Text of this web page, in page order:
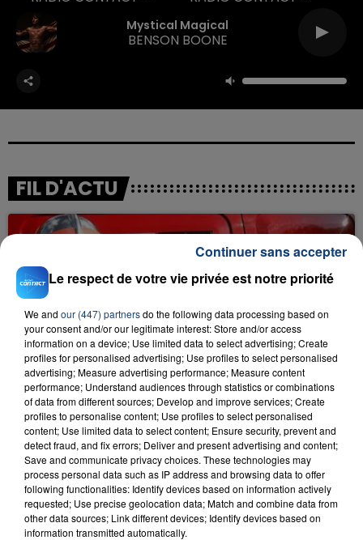
Mystical Magical
BENSON BOONE
FIL D'ACTU
23 juillet 2026
INCENDIE MORTEL À LENS : UNE FEMME ET
SON BÉBÉ ENTRE LA VIE ET LA...
Un homme s'est immolé par le feu après avoir
aspergé sa compagne et leur bébé de trois mois
d'un liquide inflammable.
Le respect de votre vie privée est notre priorité
We and our (447) partnersdo the following data processing based on
your consent and/or our legitimate interest: Store and/or access
information on a device; Use limited data to select advertising; Create
profiles for personalised advertising; Use profiles to select personalised
advertising; Measure advertising performance; Measure content
performance; Understand audiences through statistics or combinations
of data from different sources; Develop and improve services; Create
profiles to personalise content; Use profiles to select personalised
content; Use limited data to select content; Ensure security, prevent and
detect fraud, and fix errors; Deliver and present advertising and content;
Save and communicate privacy choices. These technologies may
process personal data such as IP address and browsing data to offer
following functionalities: Identify devices based on information actively
requested; Use precise geolocation data; Match and combine data from
other data sources; Link different devices; Identify devices based on
information transmitted automatically.
Continuer sans accepter